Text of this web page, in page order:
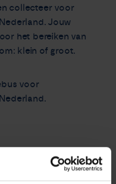
collecteer voor
Jouw
het bereiken van
klein of groot.
voor